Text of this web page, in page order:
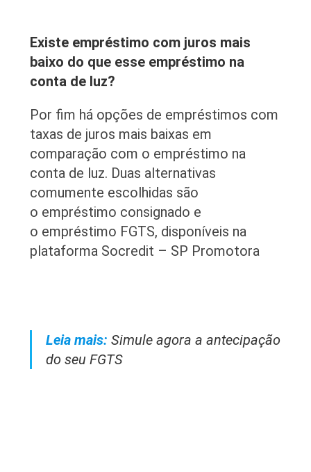
Existe empréstimo com juros mais
baixo do que esse empréstimo na
conta de luz?
Por fim há opções de empréstimos com
taxas de juros mais baixas em
comparação com o empréstimo na
conta de luz. Duas alternativas
comumente escolhidas são
o empréstimo consignado e
o empréstimo FGTS, disponíveis na
plataforma Socredit – SP Promotora
Leia mais: Simule agora a antecipação
do seu FGTS